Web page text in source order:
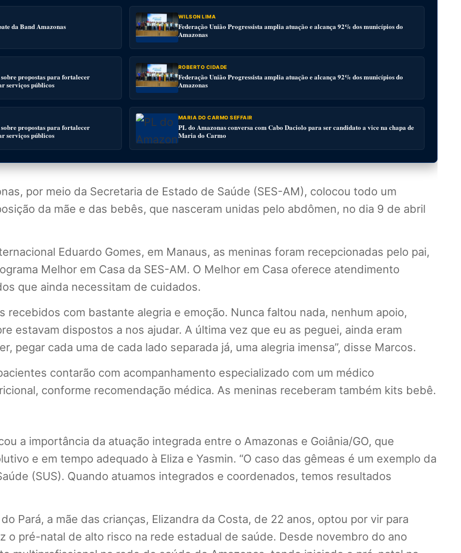
da Band Amazonas
WILSON LIMA
Federação União Progressista amplia atuação e alcança 92% dos municípios do
Amazonas
propostas para fortalecer
serviços públicos
ROBERTO CIDADE
Federação União Progressista amplia atuação e alcança 92% dos municípios do
Amazonas
propostas para fortalecer
serviços públicos
MARIA DO CARMO SEFFAIR
PL do Amazonas conversa com Cabo Daciolo para ser candidato a vice na chapa de
Maria do Carmo
por meio da Secretaria de Estado de Saúde (SES-AM), colocou todo um
da mãe e das bebês, que nasceram unidas pelo abdômen, no dia 9 de abril
Eduardo Gomes, em Manaus, as meninas foram recepcionadas pelo pai,
Melhor em Casa da SES-AM. O Melhor em Casa oferece atendimento
que ainda necessitam de cuidados.
recebidos com bastante alegria e emoção. Nunca faltou nada, nenhum apoio,
estavam dispostos a nos ajudar. A última vez que eu as peguei, ainda eram
pegar cada uma de cada lado separada já, uma alegria imensa”, disse Marcos.
contarão com acompanhamento especializado com um médico
conforme recomendação médica. As meninas receberam também kits bebê.
a importância da atuação integrada entre o Amazonas e Goiânia/GO, que
e em tempo adequado à Eliza e Yasmin. “O caso das gêmeas é um exemplo da
(SUS). Quando atuamos integrados e coordenados, temos resultados
Pará, a mãe das crianças, Elizandra da Costa, de 22 anos, optou por vir para
o pré-natal de alto risco na rede estadual de saúde. Desde novembro do ano